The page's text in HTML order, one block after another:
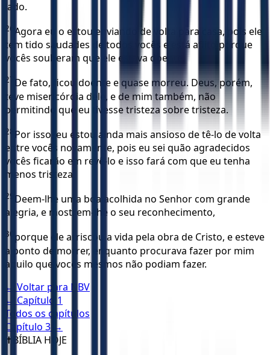
lado.
26 Agora eu o estou enviando de volta para casa, pois ele
tem tido saudades de todos vocês e está aflito porque
vocês souberam que ele estava doente.
27 De fato, ficou doente e quase morreu. Deus, porém,
teve misericórdia dele, e de mim também, não
permitindo que eu tivesse tristeza sobre tristeza.
28 Por isso, eu estou ainda mais ansioso de tê-lo de volta
entre vocês novamente, pois eu sei quão agradecidos
vocês ficarão em revê-lo e isso fará com que eu tenha
menos tristeza.
29 Deem-lhe uma boa acolhida no Senhor com grande
alegria, e mostrem-lhe o seu reconhecimento,
30 porque ele arriscou a vida pela obra de Cristo, e esteve
a ponto de morrer, enquanto procurava fazer por mim
aquilo que vocês mesmos não podiam fazer.
← Voltar para NBV
← Capítulo 1
Todos os capítulos
Capítulo 3 →
✝️ BÍBLIA HOJE